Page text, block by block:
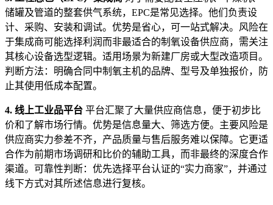
储罐及管道的整套供气系统，EPC是常见选择。他们负责设
计、采购、安装和调试。优势是省心，可一站式解决。风险在
于集成商可能选择利润而非最适合的制氧设备供应商，需关注
其核心设备选型逻辑。适用场景为新建厂房或大型改造项目。
判断方法：明确合同中制氧主机的品牌、型号及单独报价，防
止其使用低成本配置。
4. 线上工业品平台 平台汇聚了大量供应商信息，便于初步比
价和了解市场行情。优势是信息量大、筛选方便。主要风险是
供应商实力参差不齐，产品质量与售后服务难以保障。它更适
合作为前期市场调研和比价的辅助工具，而非最终的深度合作
渠道。可靠性判断：优先选择平台认证的“实力商家”，并通过
线下方式对其所述信息进行复核。